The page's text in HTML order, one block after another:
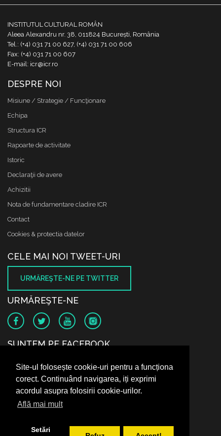
Site-ul folosește cookie-uri pentru a funcționa
corect. Continuând navigarea, iți exprimi
acordul asupra folosirii cookie-urilor.
Află mai mult
Setări
INSTITUTUL CULTURAL ROMÂN
Aleea Alexandru nr. 38, 011824 București, România
Tel.: (+4) 031 71 00 627, (+4) 031 71 00 606
Fax: (+4) 031 71 00 607
E-mail: icr@icr.ro
DESPRE NOI
Misiune / Strategie / Funcţionare
Echipa
Structura ICR
Rapoarte de activitate
Istoric
Declaraţii de avere
Achizitii
Nota de fundamentare cladire ICR
Contact
Cookies & protectia datelor
CELE MAI NOI TWEET-URI
URMĂREŞTE-NE PE TWITTER
URMĂREŞTE-NE
SUNTEM PE FACEBOOK